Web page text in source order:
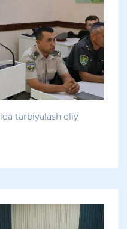
tarbiyalash oliy